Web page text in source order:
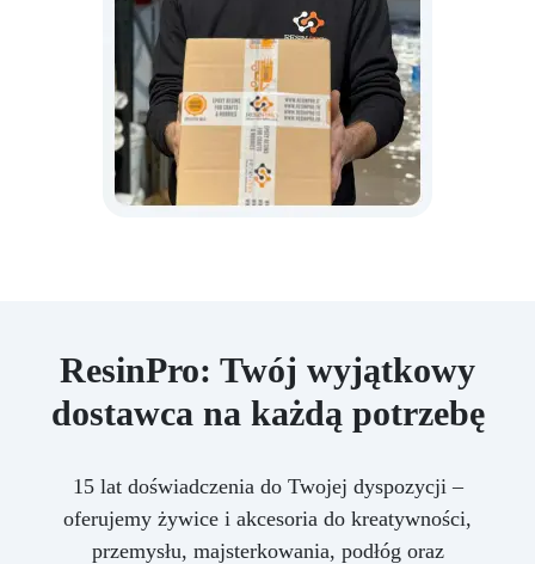
ResinPro: Twój wyjątkowy
dostawca na każdą potrzebę
15 lat doświadczenia do Twojej dyspozycji –
oferujemy żywice i akcesoria do kreatywności,
przemysłu, majsterkowania, podłóg oraz